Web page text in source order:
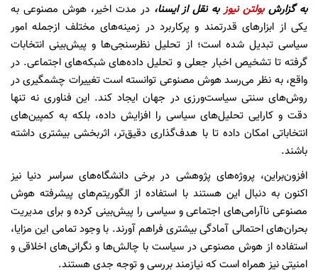
به گزارشبولتن نیوزبه نقل از ایسنا، در مدت اخیر، هوش مصنوعی به
یکی از ابزارهای قدرتمند و پرکاربرد در زمینه‌های مختلف ازجمله امور
سیاسی تبدیل شده است؛ از تحلیل نظرسنجی‌ها و پیش‌بینی انتخابات
گرفته تا تشخیص اخبار جعلی و تحلیل داده‌های شبکه‌های اجتماعی. در
واقع، به نظر می‌رسد هوش مصنوعی توانسته است تغییرات چشمگیری در
روش‌های سنتی سیاست‌ورزی در جهان ایجاد کند. این فناوری نه تنها
دقت و کارایی تحلیل‌های سیاسی را افزایش داده، بلکه به کمپین‌های
انتخاباتی امکان داده تا با هدف‌گذاری دقیق‌تر، اثربخشی بیشتری داشته
باشند.
افزون‌براین، پروژه‌های پژوهشی در برخی دانشگاه‌های سراسر دنیا نیز
اکنون به دنبال این هستند با استفاده از الگوریتم‌های پیشرفته هوش
مصنوعی ناآرامی‌های اجتماعی و سیاسی را پیش‌بینی کرده و برای مدیریت
بحران‌های احتمالی آمادگی بیشتری فراهم آورند. با وجود تمامی این مزایا،
استفاده از هوش مصنوعی در سیاست با چالش‌ها و نگرانی‌های اخلاقی و
امنیتی نیز همراه است که نیازمند بررسی و توجه جدی هستند.